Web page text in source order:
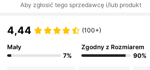
Aby zgłosić tego sprzedawcę i/lub produkt
4,44 (100+)
Mały
7%
Zgodny z Rozmiarem
90%